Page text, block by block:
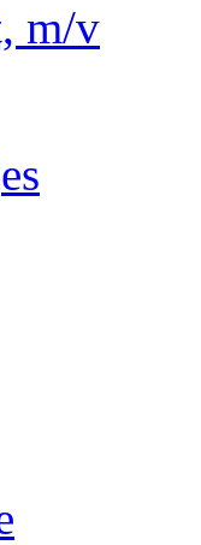
m/v